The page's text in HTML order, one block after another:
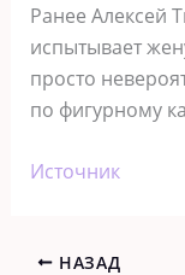
Ранее Алексей
испытывает
просто
по фигурному
Источник
НАЗАД